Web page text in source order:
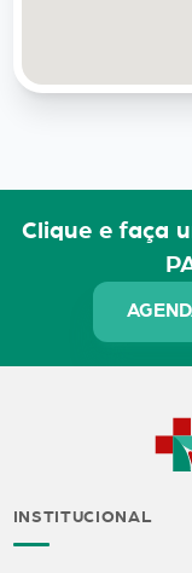
Clique e faça
INSTITUCIONAL